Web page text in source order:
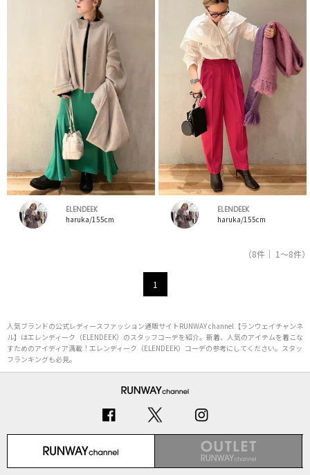
ELENDEEK
haruka/155cm
ELENDEEK
haruka/155cm
（8件｜ 1～8件）
1
人気ブランドの公式レディースファッション通販サイトRUNWAY channel【ランウェイチャンネ
ル】はエレンディーク（ELENDEEK）のスタッフコーデを紹介。新着、人気のアイテムを着こな
すためのアイディア満載！エレンディーク（ELENDEEK）コーデの参考にしてください。スタッ
フランキングも必見。